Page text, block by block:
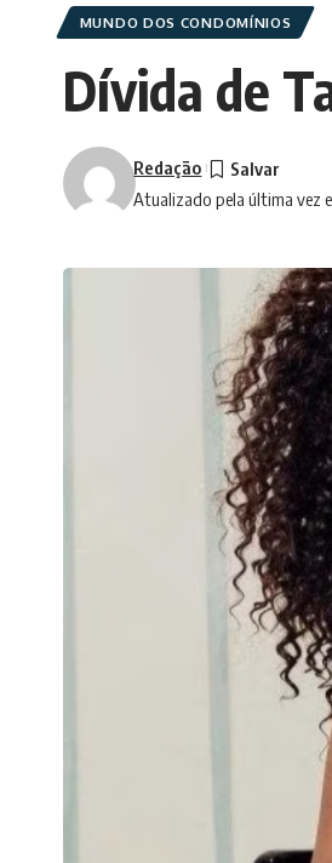
MUNDO DOS CONDOMÍNIOS
Dívida de
Atualizado pela última vez
Redação